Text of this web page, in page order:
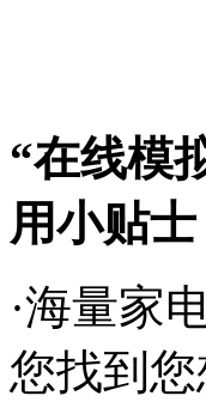
“在线模
用小贴士
·海量家
您找到